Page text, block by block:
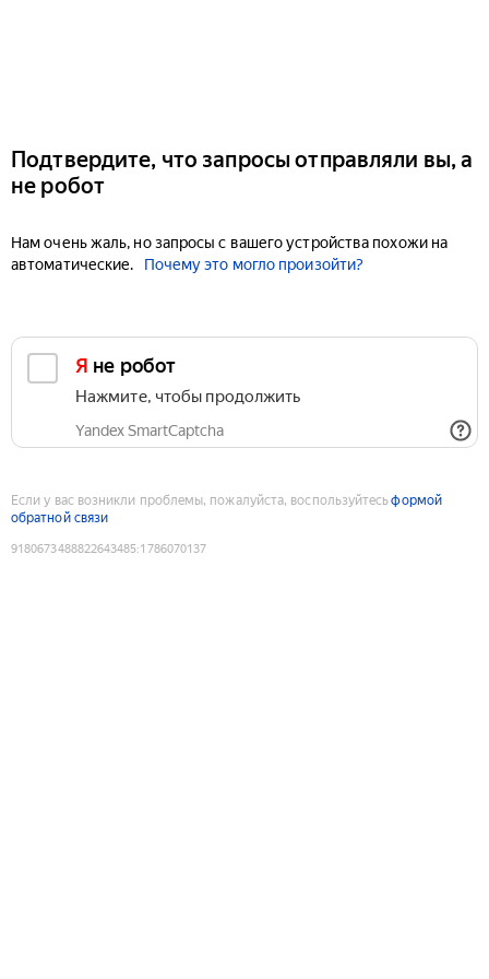
Подтвердите, что запросы отправляли вы, а
не робот
Нам очень жаль, но запросы с вашего устройства похожи на
автоматические.
Почему это могло произойти?
Я не робот
Нажмите, чтобы продолжить
Yandex SmartCaptcha
Если у вас возникли проблемы, пожалуйста, воспользуйтесьформой
обратной связи
9180673488822643485:1786070137